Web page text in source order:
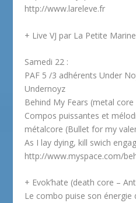
http://www.lareleve.fr
+ Live VJ par La Petite Marine
Samedi 22 :
PAF 5 /3 adhérents Under
Undernoyz
Behind My Fears (metal
Compos puissantes et
métalcore (Bullet for my
As I lay dying, kill swich
http://www.myspace.com/
+ Evok’hate (death core –
Le combo puise son énergie